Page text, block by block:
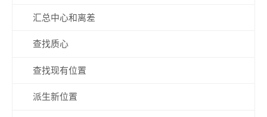
汇总中心和离差
查找质心
查找现有位置
派生新位置